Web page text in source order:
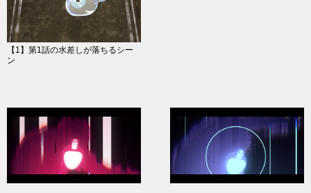
【1】第1話の水差しが落ちるシー
ン